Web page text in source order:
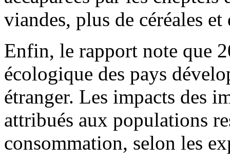
viandes, plus de céréales et
Enfin, le rapport note que
écologique des pays
étranger. Les impacts des
attribués aux populations
consommation, selon les